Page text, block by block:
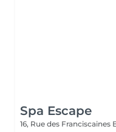
Spa Escape
16, Rue des Franciscaines